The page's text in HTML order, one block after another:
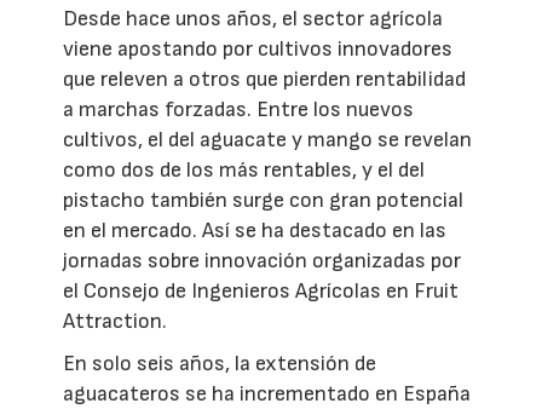
Desde hace unos años, el sector agrícola
viene apostando por cultivos innovadores
que releven a otros que pierden rentabilidad
a marchas forzadas. Entre los nuevos
cultivos, el del aguacate y mango se revelan
como dos de los más rentables, y el del
pistacho también surge con gran potencial
en el mercado. Así se ha destacado en las
jornadas sobre innovación organizadas por
el Consejo de Ingenieros Agrícolas en Fruit
Attraction.
En solo seis años, la extensión de
aguacateros se ha incrementado en España